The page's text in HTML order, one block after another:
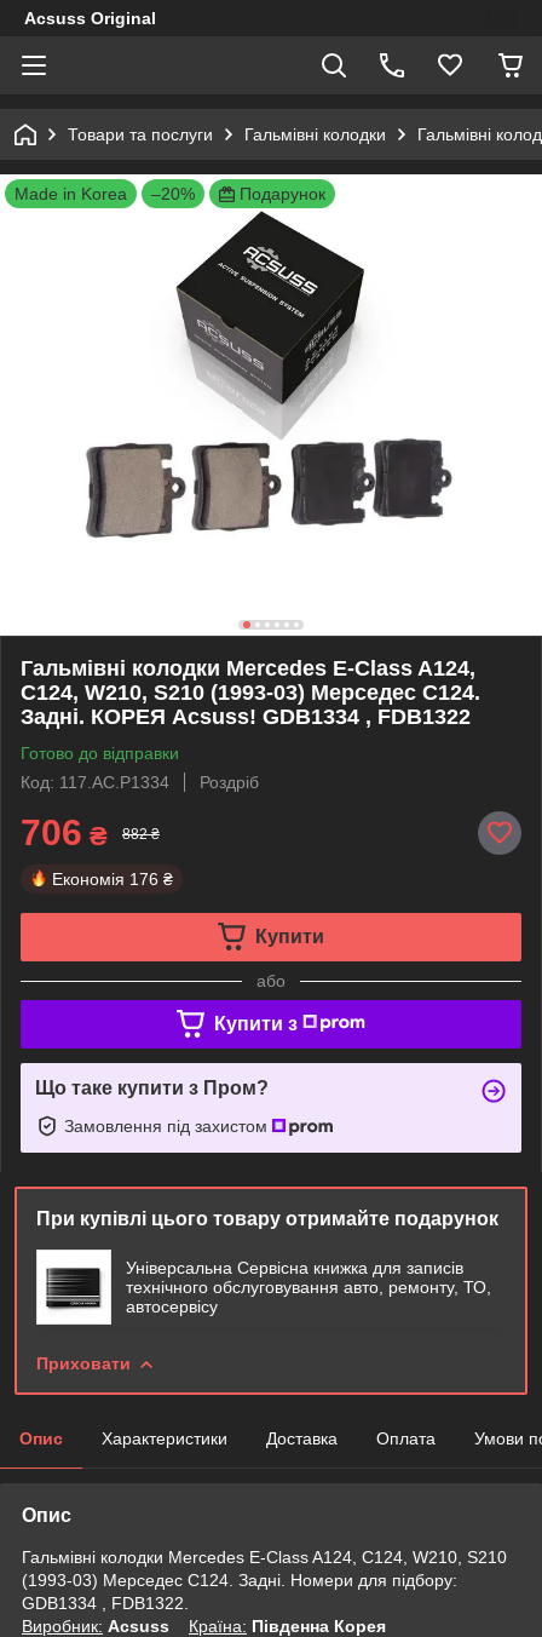
Acsuss Original
Товари та послуги Гальмівні колодки Гальмівні
Made in Korea –20% Подарунок
Гальмівні колодки Mercedes E-Class A124,
C124, W210, S210 (1993-03) Мерседес С124.
Задні. КОРЕЯ Acsuss! GDB1334 , FDB1322
Готово до відправки
Код: 117.AC.P1334
Роздріб
706 ₴ 882 ₴
Економія 176 ₴
Купити
або
Купити з
Що таке купити з Пром?
Замовлення під захистом
При купівлі цього товару отримайте подарунок
Універсальна Сервісна книжка для записів
технічного обслуговування авто, ремонту, ТО,
автосервісу
Приховати
Опис Характеристики Доставка Оплата Умови
Опис
Гальмівні колодки Mercedes E-Class A124, C124, W210, S210
(1993-03) Мерседес С124. Задні. Номери для підбору:
GDB1334 , FDB1322.
Виробник: Acsuss Крaїна: Південна Корея